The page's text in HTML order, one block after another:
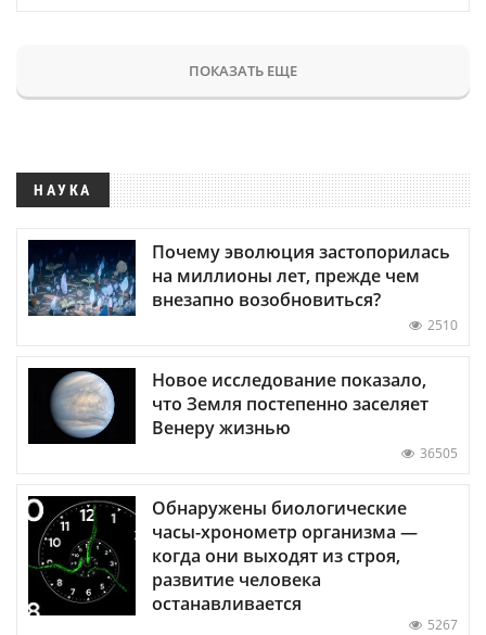
ПОКАЗАТЬ ЕЩЕ
НАУКА
Почему эволюция застопорилась
на миллионы лет, прежде чем
внезапно возобновиться?
2510
Новое исследование показало,
что Земля постепенно заселяет
Венеру жизнью
36505
Обнаружены биологические
часы-хронометр организма —
когда они выходят из строя,
развитие человека
останавливается
5267